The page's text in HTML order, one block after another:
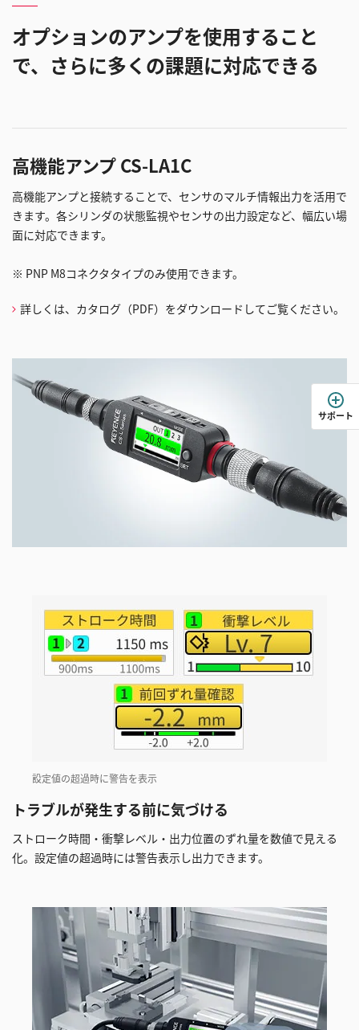
オプションのアンプを使用すること
で、さらに多くの課題に対応できる
高機能アンプ CS-LA1C
高機能アンプと接続することで、センサのマルチ情報出力を活用で
きます。各シリンダの状態監視やセンサの出力設定など、幅広い場
面に対応できます。
※ PNP M8コネクタタイプのみ使用できます。
詳しくは、カタログ（PDF）をダウンロードしてご覧ください。
トラブルが発生する前に気づける
ストローク時間・衝撃レベル・出力位置のずれ量を数値で見える
化。設定値の超過時には警告表示し出力できます。
設定値の超過時に警告を表示
サポート